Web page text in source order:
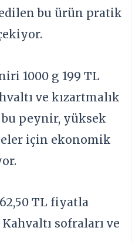
bu ürün pratik
1000 g 199 TL
ve kızartmalık
peynir, yüksek
için ekonomik
TL fiyatla
sofraları ve